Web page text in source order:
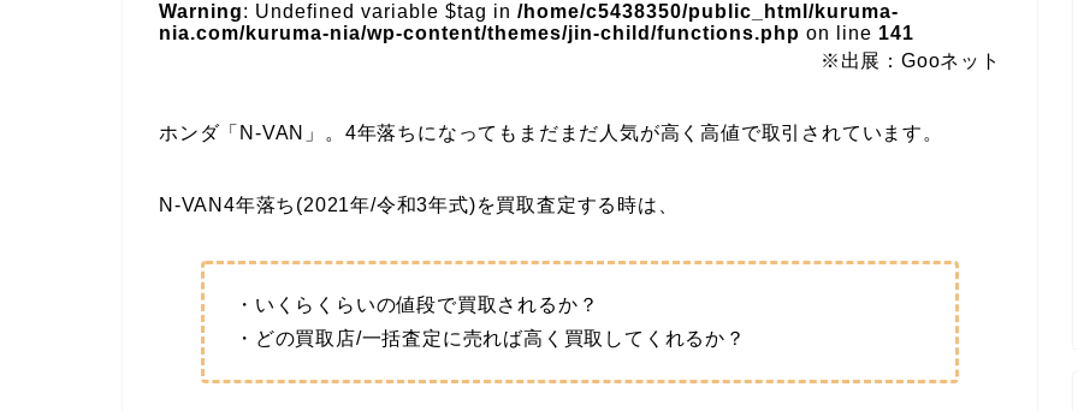
Warning: Undefined variable $tag in /home/c5438350/public_html/kuruma-
nia.com/kuruma-nia/wp-content/themes/jin-child/functions.php on line 141
※出展：Gooネット
ホンダ「N-VAN」。4年落ちになってもまだまだ人気が高く高値で取引されています。
N-VAN4年落ち(2021年/令和3年式)を買取査定する時は、
・いくらくらいの値段で買取されるか？
・どの買取店/一括査定に売れば高く買取してくれるか？